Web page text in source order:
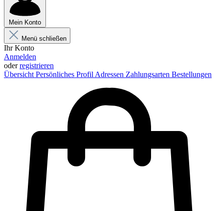
Mein Konto
Menü schließen
Ihr Konto
Anmelden
oderregistrieren
Übersicht Persönliches Profil Adressen Zahlungsarten Bestellungen